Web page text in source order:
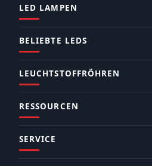
LED LAMPEN
BELIEBTE LEDS
LEUCHTSTOFFRÖHREN
RESSOURCEN
SERVICE